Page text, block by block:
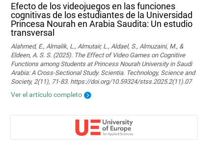
Efecto de los videojuegos en las funciones
cognitivas de los estudiantes de la Universidad
Princesa Nourah en Arabia Saudita: Un estudio
transversal
Alahmed, E., Almalik, L., Almutair, L., Aldael, S., Almuzaini, M., &
Eldeen, A. S. S. (2025). The Effect of Video Games on Cognitive
Functions among Students at Princess Nourah University in Saudi
Arabia: A Cross-Sectional Study. Scientia. Technology, Science and
Society, 2(11), 71-83. https://doi.org/10.59324/stss.2025.2(11).07
Ver el artículo completo